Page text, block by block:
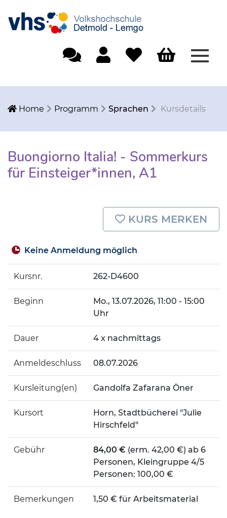
Home Programm Sprachen Kursdetails
Buongiorno Italia! - Sommerkurs
für Einsteiger*innen, A1
KURS MERKEN
Keine Anmeldung möglich
Kursnr. 262-D4600
Beginn Mo., 13.07.2026, 11:00 - 15:00
Uhr
Dauer 4 x nachmittags
Anmeldeschluss 08.07.2026
Kursleitung(en) Gandolfa Zafarana Öner
Kursort
Horn, Stadtbücherei "Julie
Hirschfeld"
Gebühr 84,00 € (erm. 42,00 €) ab 6
Personen, Kleingruppe 4/5
Personen: 100,00 €
Bemerkungen 1,50 € für Arbeitsmaterial